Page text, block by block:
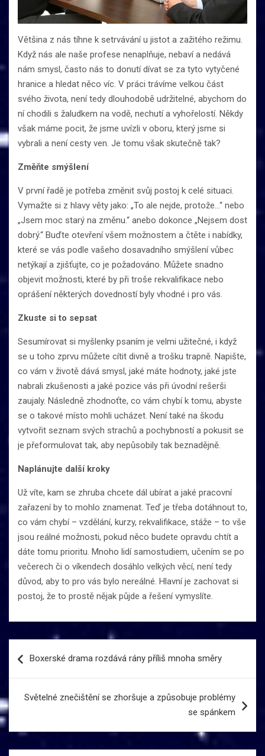
Většina z nás tíhne k setrvávání u jistot a zažitého režimu.
Když nás ale naše profese nenaplňuje, nebaví a nedává
nám smysl, často nás to donutí dívat se za tyto vytyčené
hranice a hledat něco víc. V práci trávíme velkou část
svého života, není tedy dlouhodobě udržitelné, abychom do
ní chodili s žaludkem na vodě, nechutí a vyhořelostí. Někdy
však máme pocit, že jsme uvízli v oboru, který jsme si
vybrali a není cesty ven. Je tomu však skutečně tak?
Změňte smýšlení
V první řadě je potřeba změnit svůj postoj k celé situaci.
Vymažte si z hlavy věty jako: „To ale nejde, protože…“ nebo
„Jsem moc starý na změnu.“ anebo dokonce „Nejsem dost
dobrý.“ Buďte otevření všem možnostem a čtěte i nabídky,
které se vás podle vašeho dosavadního smýšlení vůbec
netýkají a zjišťujte, co je požadováno. Můžete snadno
objevit možnosti, které by při troše rekvalifikace nebo
oprášení některých dovedností byly vhodné i pro vás.
Zkuste si to sepsat
Sesumírovat si myšlenky psaním je velmi užitečné, i když
se u toho zprvu můžete cítit divně a trošku trapně. Napište,
co vám v životě dává smysl, jaké máte hodnoty, jaké jste
nabrali zkušenosti a jaké pozice vás při úvodní rešerši
zaujaly. Následně zhodnoťte, co vám chybí k tomu, abyste
se o takové místo mohli ucházet. Není také na škodu
vytvořit seznam svých strachů a pochybností a pokusit se
je přeformulovat tak, aby nepůsobily tak beznadějně.
Naplánujte další kroky
Už víte, kam se zhruba chcete dál ubírat a jaké pracovní
zařazení by to mohlo znamenat. Teď je třeba dotáhnout to,
co vám chybí – vzdělání, kurzy, rekvalifikace, stáže – to vše
jsou reálné možnosti, pokud něco budete opravdu chtít a
dáte tomu prioritu. Mnoho lidí samostudiem, učením se po
večerech či o víkendech dosáhlo velkých věcí, není tedy
důvod, aby to pro vás bylo nereálné. Hlavní je zachovat si
postoj, že to prostě nějak půjde a řešení vymyslíte.
proBoxerské drama rozdává rány příliš mnoha směry
Světelné znečištění se zhoršuje a způsobuje problémy
se spánkem